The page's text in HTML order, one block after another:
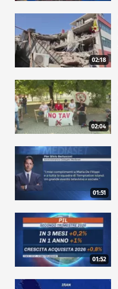
02:18
02:04
01:51
01:52